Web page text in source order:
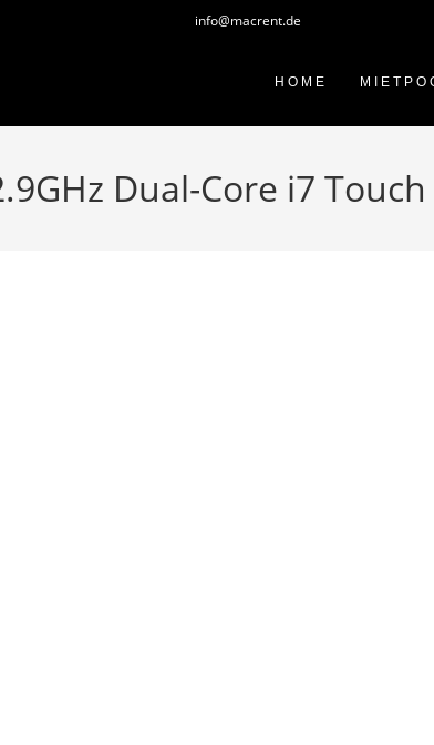
info@macrent.de
HOME
Dual-Core i7